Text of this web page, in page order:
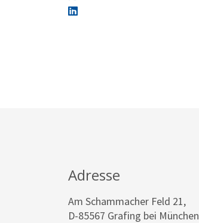
Adresse
Am Schammacher Feld 21,
D-85567 Grafing bei München